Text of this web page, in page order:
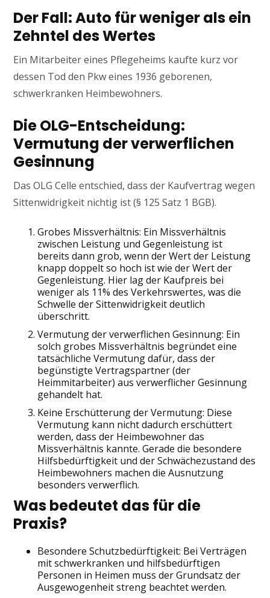
Der Fall: Auto für weniger als ein
Zehntel des Wertes
Ein Mitarbeiter eines Pflegeheims kaufte kurz vor
dessen Tod den Pkw eines 1936 geborenen,
schwerkranken Heimbewohners.
Die OLG-Entscheidung:
Vermutung der verwerflichen
Gesinnung
Das OLG Celle entschied, dass der Kaufvertrag wegen
Sittenwidrigkeit nichtig ist (§ 125 Satz 1 BGB).
Grobes Missverhältnis: Ein Missverhältnis
zwischen Leistung und Gegenleistung ist
bereits dann grob, wenn der Wert der Leistung
knapp doppelt so hoch ist wie der Wert der
Gegenleistung. Hier lag der Kaufpreis bei
weniger als 11% des Verkehrswertes, was die
Schwelle der Sittenwidrigkeit deutlich
überschritt.
Vermutung der verwerflichen Gesinnung: Ein
solch grobes Missverhältnis begründet eine
tatsächliche Vermutung dafür, dass der
begünstigte Vertragspartner (der
Heimmitarbeiter) aus verwerflicher Gesinnung
gehandelt hat.
Keine Erschütterung der Vermutung: Diese
Vermutung kann nicht dadurch erschüttert
werden, dass der Heimbewohner das
Missverhältnis kannte. Gerade die besondere
Hilfsbedürftigkeit und der Schwächezustand des
Heimbewohners machen die Ausnutzung
besonders verwerflich.
Was bedeutet das für die
Praxis?
Besondere Schutzbedürftigkeit: Bei Verträgen
mit schwerkranken und hilfsbedürftigen
Personen in Heimen muss der Grundsatz der
Ausgewogenheit streng beachtet werden.